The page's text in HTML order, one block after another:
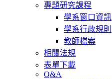
專題研究課程
學系窗口資訊
學系行政規則
教師檔案
相關法規
表單下載
Q&A